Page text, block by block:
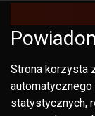
Strona korzysta
statystycznych,